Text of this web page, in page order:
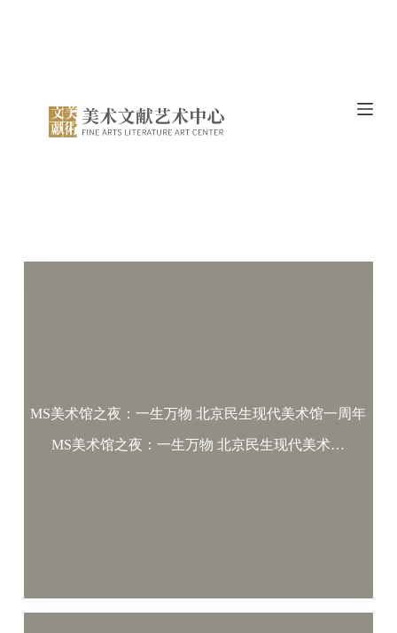
MS美术馆之夜：一生万物 北京民生现代美术馆一周年
MS美术馆之夜：一生万物 北京民生现代美术…